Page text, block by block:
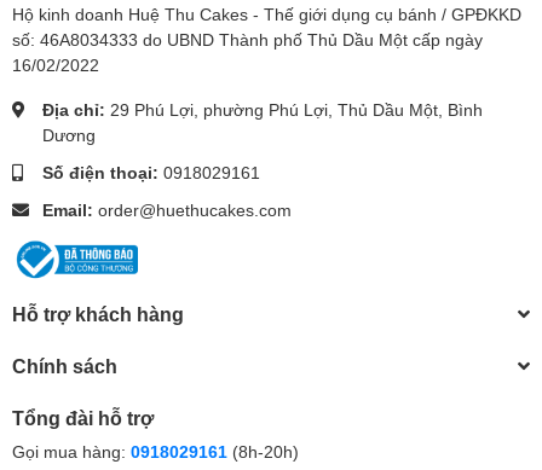
Hộ kinh doanh Huệ Thu Cakes - Thế giới dụng cụ bánh / GPĐKKD
số: 46A8034333 do UBND Thành phố Thủ Dầu Một cấp ngày
16/02/2022
Địa chỉ: 29 Phú Lợi, phường Phú Lợi, Thủ Dầu Một, Bình
Dương
Số điện thoại: 0918029161
Email: order@huethucakes.com
Hỗ trợ khách hàng
Chính sách
Tổng đài hỗ trợ
Gọi mua hàng: 0918029161 (8h-20h)